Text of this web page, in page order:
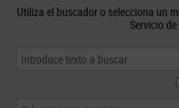
Utiliza el buscador o selecciona un
Servicio